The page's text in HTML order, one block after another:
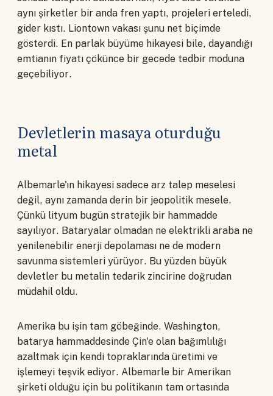
aynı şirketler bir anda fren yaptı, projeleri erteledi,
gider kıstı. Liontown vakası şunu net biçimde
gösterdi. En parlak büyüme hikayesi bile, dayandığı
emtianın fiyatı çökünce bir gecede tedbir moduna
geçebiliyor.
Devletlerin masaya oturduğu
metal
Albemarle'ın hikayesi sadece arz talep meselesi
değil, aynı zamanda derin bir jeopolitik mesele.
Çünkü lityum bugün stratejik bir hammadde
sayılıyor. Bataryalar olmadan ne elektrikli araba ne
yenilenebilir enerji depolaması ne de modern
savunma sistemleri yürüyor. Bu yüzden büyük
devletler bu metalin tedarik zincirine doğrudan
müdahil oldu.
Amerika bu işin tam göbeğinde. Washington,
batarya hammaddesinde Çin'e olan bağımlılığı
azaltmak için kendi topraklarında üretimi ve
işlemeyi teşvik ediyor. Albemarle bir Amerikan
şirketi olduğu için bu politikanın tam ortasında